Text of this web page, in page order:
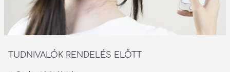
TUDNIVALÓK RENDELÉS ELŐTT